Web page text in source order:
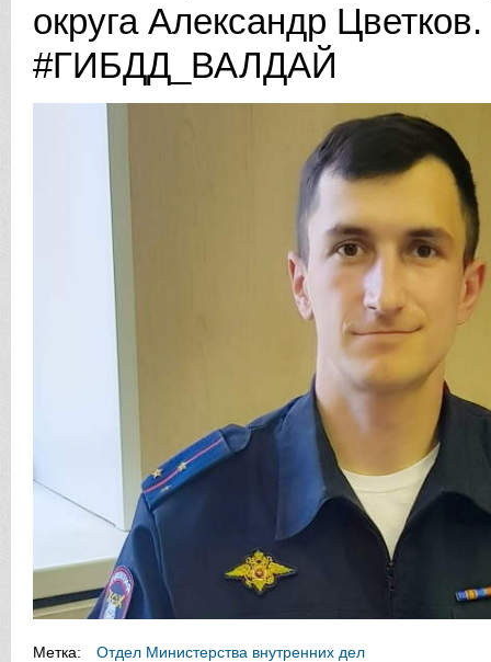
округа Александр Цветков.
#ГИБДД_ВАЛДАЙ
Метка: Отдел Министерства внутренних дел